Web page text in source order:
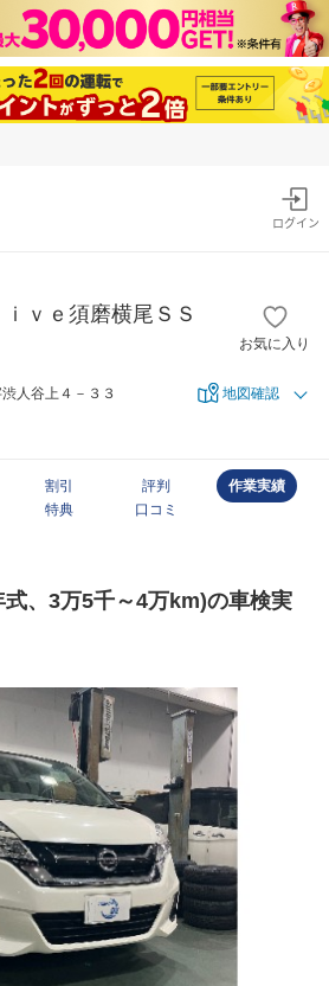
ログイン
ｖｅ須磨横尾ＳＳ
お気に入り
人谷上４－３３ 地図確認
割引
特典
評判
口コミ
作業実績
式、3万5千～4万km)の車検実